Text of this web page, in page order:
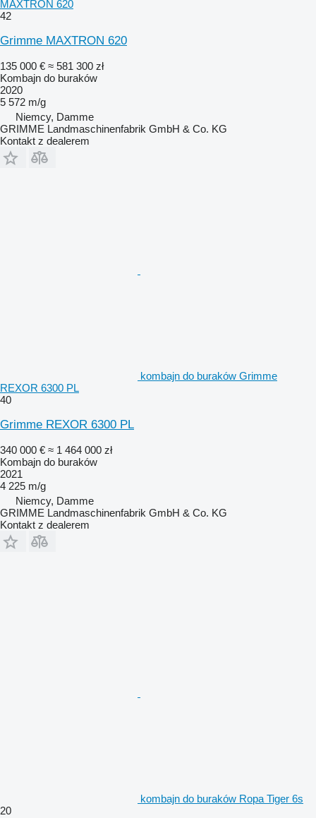
MAXTRON 620
42
Grimme MAXTRON 620
135 000 € ≈ 581 300 zł
Kombajn do buraków
2020
5 572 m/g
Niemcy, Damme
GRIMME Landmaschinenfabrik GmbH & Co. KG
Kontakt z dealerem
kombajn do buraków Grimme
REXOR 6300 PL
40
Grimme REXOR 6300 PL
340 000 € ≈ 1 464 000 zł
Kombajn do buraków
2021
4 225 m/g
Niemcy, Damme
GRIMME Landmaschinenfabrik GmbH & Co. KG
Kontakt z dealerem
kombajn do buraków Ropa Tiger 6s
20